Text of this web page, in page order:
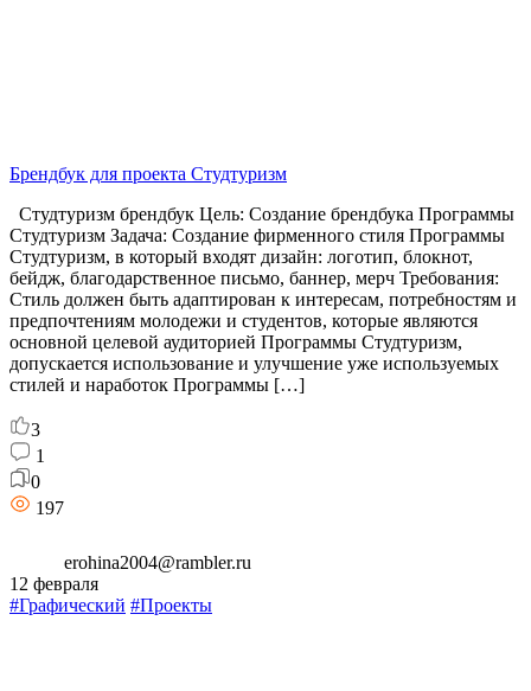
Брендбук для проекта Студтуризм
Студтуризм брендбук Цель: Создание брендбука Программы
Студтуризм Задача: Создание фирменного стиля Программы
Студтуризм, в который входят дизайн: логотип, блокнот,
бейдж, благодарственное письмо, баннер, мерч Требования:
Стиль должен быть адаптирован к интересам, потребностям и
предпочтениям молодежи и студентов, которые являются
основной целевой аудиторией Программы Студтуризм,
допускается использование и улучшение уже используемых
стилей и наработок Программы […]
3
1
0
197
erohina2004@rambler.ru
12 февраля
#Графический #Проекты